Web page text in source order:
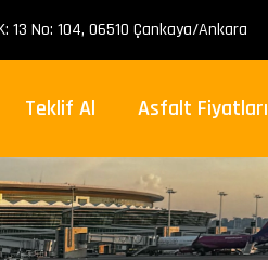
No: 104, 06510 Çankaya/Ankara
Teklif Al Asfalt Fiyatları